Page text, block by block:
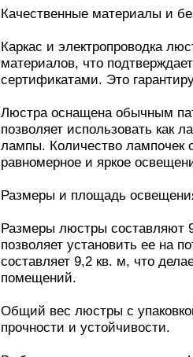
Качественные материалы и
Каркас и электропроводка
материалов, что
сертификатами. Это
Люстра оснащена обычным
позволяет использовать как
лампы. Количество лампочек
равномерное и яркое
Размеры и площадь
Размеры люстры составляют
позволяет установить ее на
составляет 9,2 кв. м, что
помещений.
Общий вес люстры с
прочности и устойчивости.